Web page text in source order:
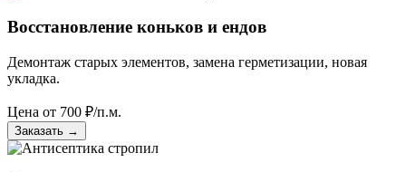
Восстановление коньков и ендов
Демонтаж старых элементов, замена герметизации, новая
укладка.
Цена от 700 ₽/п.м.
Заказать →